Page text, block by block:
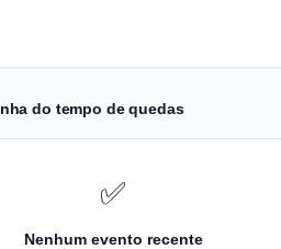
do tempo de quedas
✅
Nenhum evento recente